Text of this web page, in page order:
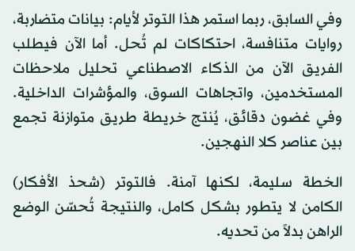
وفي السابق، ربما استمر هذا التوتر لأيام: بيانات متضاربة،
روايات متنافسة، احتكاكات لم تُحل. أما الآن فيطلب
الفريق الآن من الذكاء الاصطناعي تحليل ملاحظات
المستخدمين، واتجاهات السوق، والمؤشرات الداخلية.
وفي غضون دقائق، يُنتج خريطة طريق متوازنة تجمع
بين عناصر كلا النهجين.
الخطة سليمة، لكنها آمنة. فالتوتر (شحذ الأفكار)
الكامن لا يتطور بشكل كامل، والنتيجة تُحسّن الوضع
الراهن بدلاً من تحديه.